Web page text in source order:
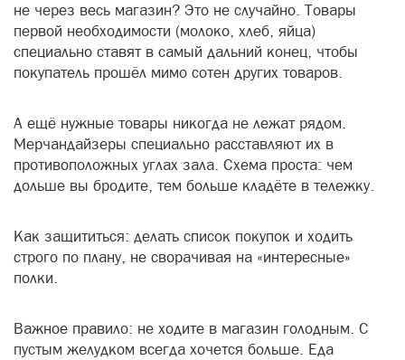
не через весь магазин? Это не случайно. Товары
первой необходимости (молоко, хлеб, яйца)
специально ставят в самый дальний конец, чтобы
покупатель прошёл мимо сотен других товаров.
А ещё нужные товары никогда не лежат рядом.
Мерчандайзеры специально расставляют их в
противоположных углах зала. Схема проста: чем
дольше вы бродите, тем больше кладёте в тележку.
Как защититься: делать список покупок и ходить
строго по плану, не сворачивая на «интересные»
полки.
Важное правило: не ходите в магазин голодным. С
пустым желудком всегда хочется больше. Еда